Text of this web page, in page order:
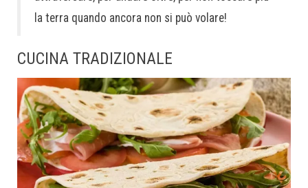
la terra quando ancora non si può volare!
CUCINA TRADIZIONALE